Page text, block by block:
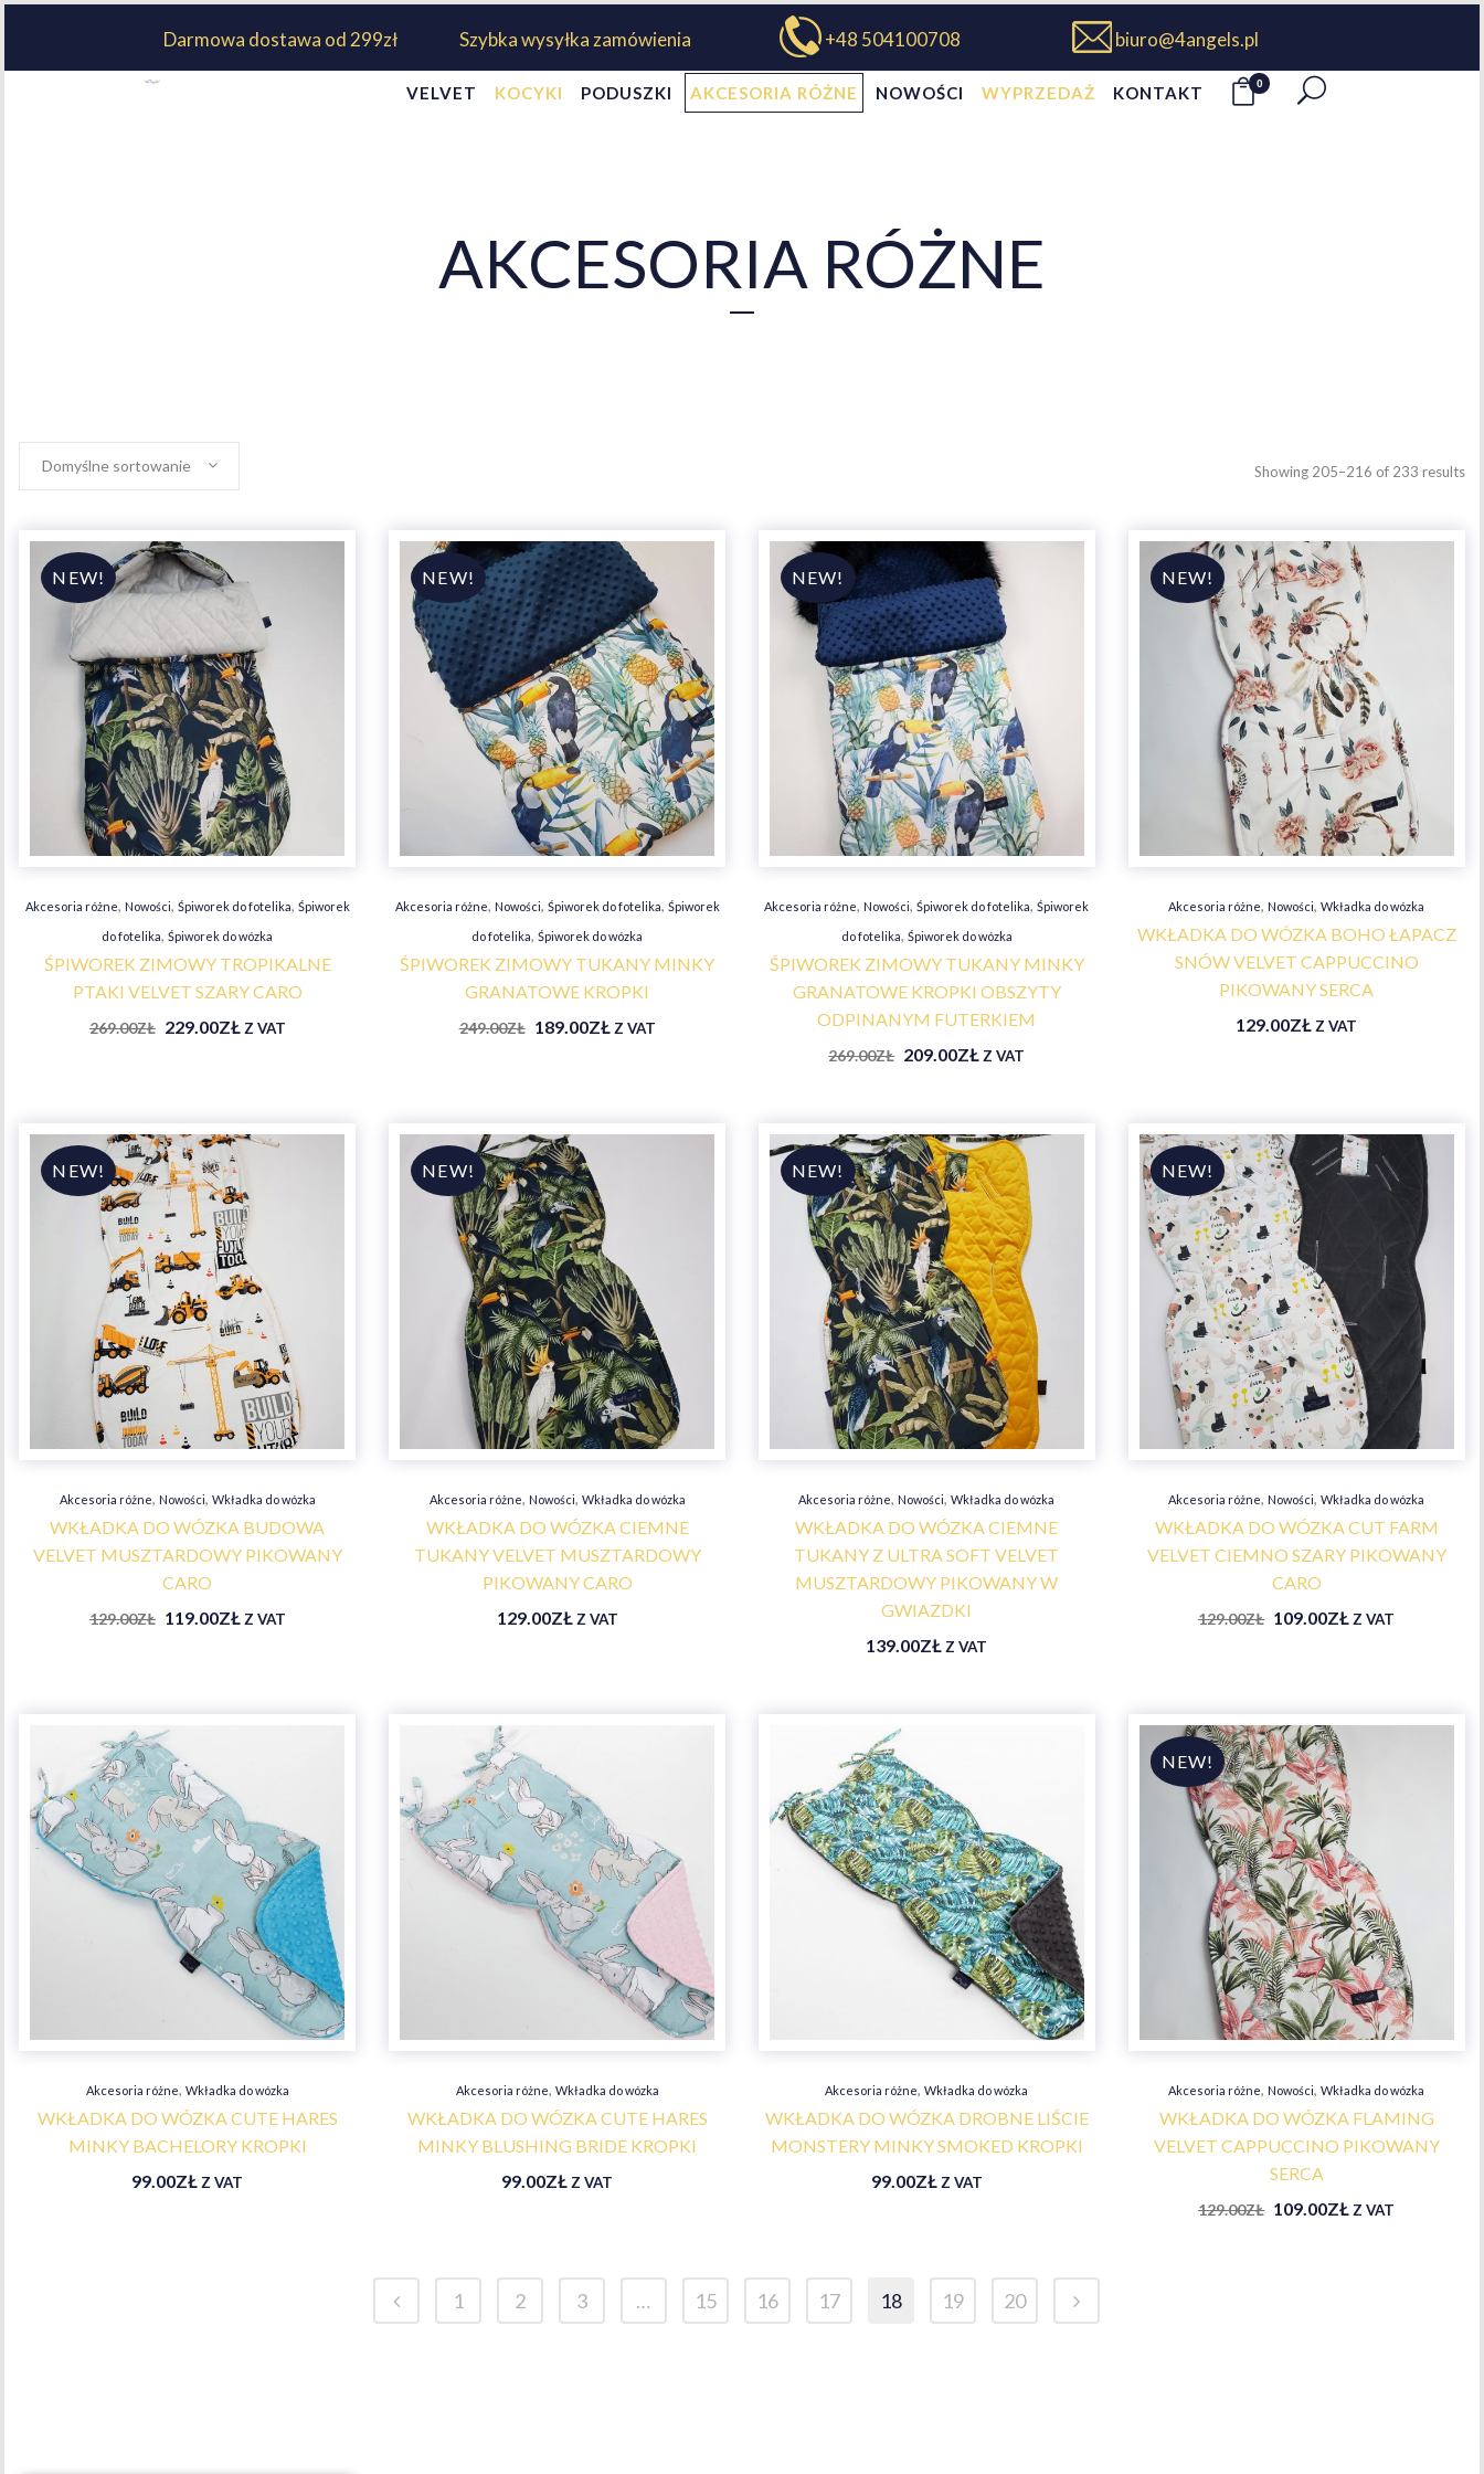
Darmowa dostawa od 299zł Szybka wysyłka zamówienia +48 504100708 biuro@4angels.pl
0
VELVET KOCYKI PODUSZKI AKCESORIA RÓŻNE NOWOŚCI WYPRZEDAŻ KONTAKT
AKCESORIA RÓŻNE
Showing 205–216 of 233 results
Domyślne sortowanie
Akcesoria różne, Nowości, Śpiworek do fotelika, Śpiworek
do fotelika,Śpiworek do wózka
ŚPIWOREK ZIMOWY TROPIKALNE
PTAKI VELVET SZARY CARO
269.00ZŁ 229.00ZŁ Z VAT
Akcesoria różne, Nowości, Śpiworek do fotelika, Śpiworek
do fotelika,Śpiworek do wózka
ŚPIWOREK ZIMOWY TUKANY MINKY
GRANATOWE KROPKI
249.00ZŁ 189.00ZŁ Z VAT
Akcesoria różne, Nowości,Śpiworek do fotelika,Śpiworek
do fotelika, Śpiworek do wózka
ŚPIWOREK ZIMOWY TUKANY MINKY
GRANATOWE KROPKI OBSZYTY
ODPINANYM FUTERKIEM
269.00ZŁ 209.00ZŁ Z VAT
Akcesoria różne, Nowości,Wkładka do wózka
WKŁADKA DO WÓZKA BOHO ŁAPACZ
SNÓW VELVET CAPPUCCINO
PIKOWANY SERCA
129.00ZŁ Z VAT
Akcesoria różne, Nowości, Wkładka do wózka
WKŁADKA DO WÓZKA BUDOWA
VELVET MUSZTARDOWY PIKOWANY
CARO
129.00ZŁ 119.00ZŁ Z VAT
Akcesoria różne, Nowości, Wkładka do wózka
WKŁADKA DO WÓZKA CIEMNE
TUKANY VELVET MUSZTARDOWY
PIKOWANY CARO
129.00ZŁ Z VAT
Akcesoria różne, Nowości,Wkładka do wózka
WKŁADKA DO WÓZKA CIEMNE
TUKANY Z ULTRA SOFT VELVET
MUSZTARDOWY PIKOWANY W
GWIAZDKI
139.00ZŁ Z VAT
Akcesoria różne, Nowości,Wkładka do wózka
WKŁADKA DO WÓZKA CUT FARM
VELVET CIEMNO SZARY PIKOWANY
CARO
129.00ZŁ 109.00ZŁ Z VAT
Akcesoria różne, Wkładka do wózka
WKŁADKA DO WÓZKA CUTE HARES
MINKY BACHELORY KROPKI
99.00ZŁ Z VAT
Akcesoria różne, Wkładka do wózka
WKŁADKA DO WÓZKA CUTE HARES
MINKY BLUSHING BRIDE KROPKI
99.00ZŁ Z VAT
Akcesoria różne,Wkładka do wózka
WKŁADKA DO WÓZKA DROBNE LIŚCIE
MONSTERY MINKY SMOKED KROPKI
99.00ZŁ Z VAT
Akcesoria różne, Nowości,Wkładka do wózka
WKŁADKA DO WÓZKA FLAMING
VELVET CAPPUCCINO PIKOWANY
SERCA
129.00ZŁ 109.00ZŁ Z VAT
1 2 3 … 15 16 17 18 19 20